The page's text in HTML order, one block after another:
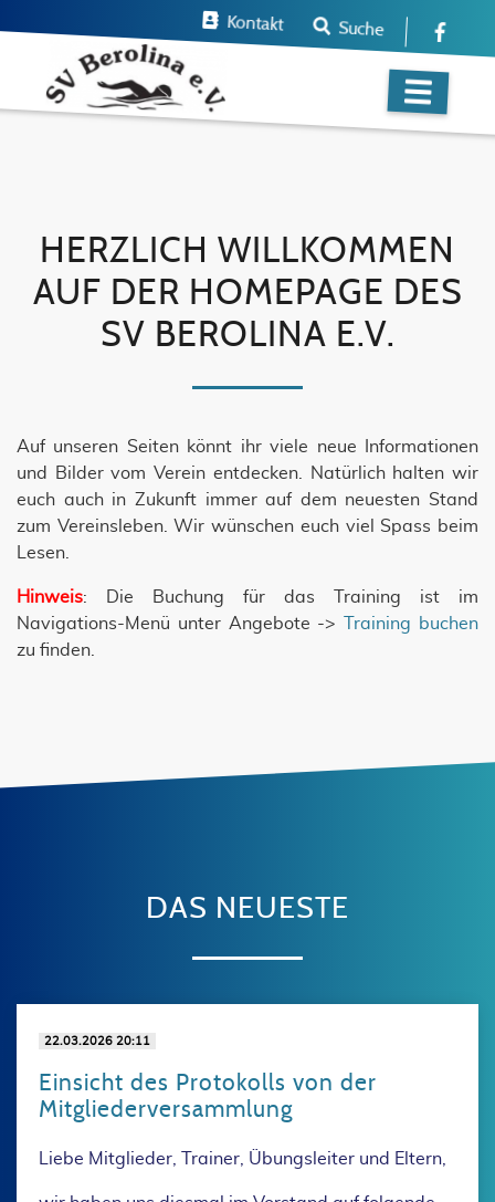
Kontakt Suche
HERZLICH WILLKOMMEN
AUF DER HOMEPAGE DES
SV BEROLINA E.V.
Auf unseren Seiten könnt ihr viele neue Informationen
und Bilder vom Verein entdecken. Natürlich halten wir
euch auch in Zukunft immer auf dem neuesten Stand
zum Vereinsleben. Wir wünschen euch viel Spass beim
Lesen.
Hinweis: Die Buchung für das Training ist im
Navigations-Menü unter Angebote ->
Training buchen
zu finden.
DAS NEUESTE
22.03.2026 20:11
Einsicht des Protokolls von der
Mitgliederversammlung
Liebe Mitglieder, Trainer, Übungsleiter und Eltern,